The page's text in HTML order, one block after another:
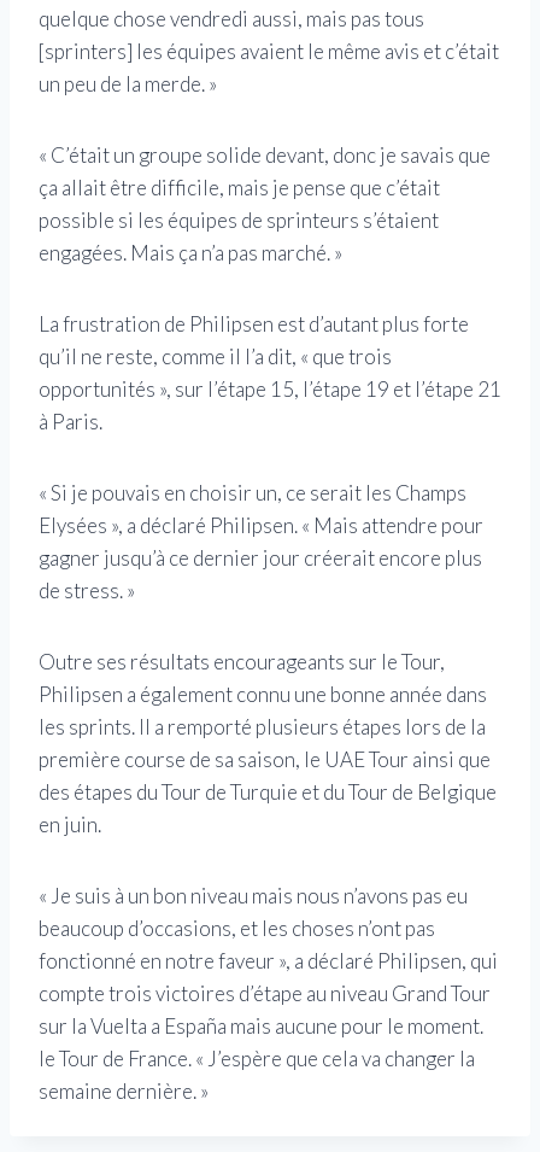
quelque chose vendredi aussi, mais pas tous
[sprinters] les équipes avaient le même avis et c’était
un peu de la merde. »
« C’était un groupe solide devant, donc je savais que
ça allait être difficile, mais je pense que c’était
possible si les équipes de sprinteurs s’étaient
engagées. Mais ça n’a pas marché. »
La frustration de Philipsen est d’autant plus forte
qu’il ne reste, comme il l’a dit, « que trois
opportunités », sur l’étape 15, l’étape 19 et l’étape 21
à Paris.
« Si je pouvais en choisir un, ce serait les Champs
Elysées », a déclaré Philipsen. « Mais attendre pour
gagner jusqu’à ce dernier jour créerait encore plus
de stress. »
Outre ses résultats encourageants sur le Tour,
Philipsen a également connu une bonne année dans
les sprints. Il a remporté plusieurs étapes lors de la
première course de sa saison, le UAE Tour ainsi que
des étapes du Tour de Turquie et du Tour de Belgique
en juin.
« Je suis à un bon niveau mais nous n’avons pas eu
beaucoup d’occasions, et les choses n’ont pas
fonctionné en notre faveur », a déclaré Philipsen, qui
compte trois victoires d’étape au niveau Grand Tour
sur la Vuelta a España mais aucune pour le moment.
le Tour de France. « J’espère que cela va changer la
semaine dernière. »